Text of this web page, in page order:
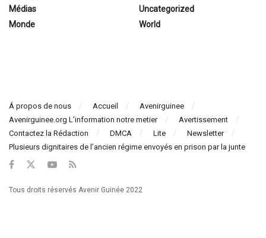
Médias
Monde
Uncategorized
World
Á propos de nous Accueil
Avenirguinee
Avenirguinee.org L’information notre metier
Avertissement
Contactez la Rédaction
DMCA Lite
Newsletter
Plusieurs dignitaires de l’ancien régime envoyés en prison par la junte
Tous droits réservés Avenir Guinée 2022